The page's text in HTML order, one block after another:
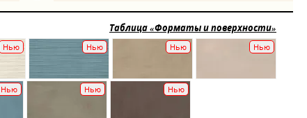
Таблица «Форматы и поверхности»
Нью Нью Нью Нью
Нью Нью Нью